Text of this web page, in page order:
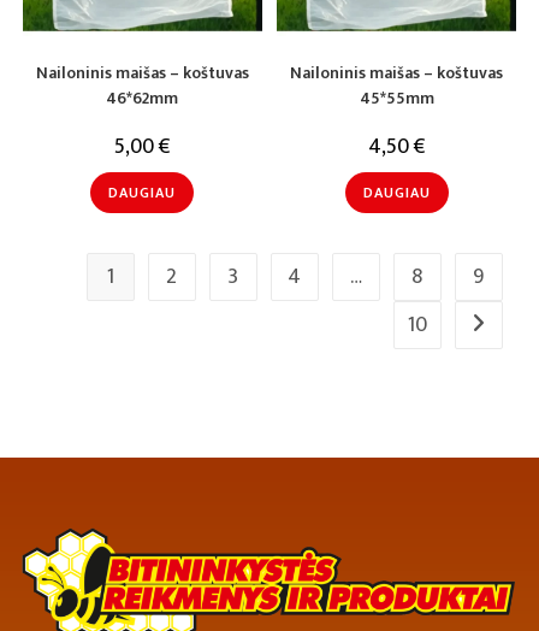
Nailoninis maišas – koštuvas
46*62mm
5,00€
DAUGIAU
Nailoninis maišas – koštuvas
45*55mm
4,50€
DAUGIAU
1 2 3 4 … 8
9
10